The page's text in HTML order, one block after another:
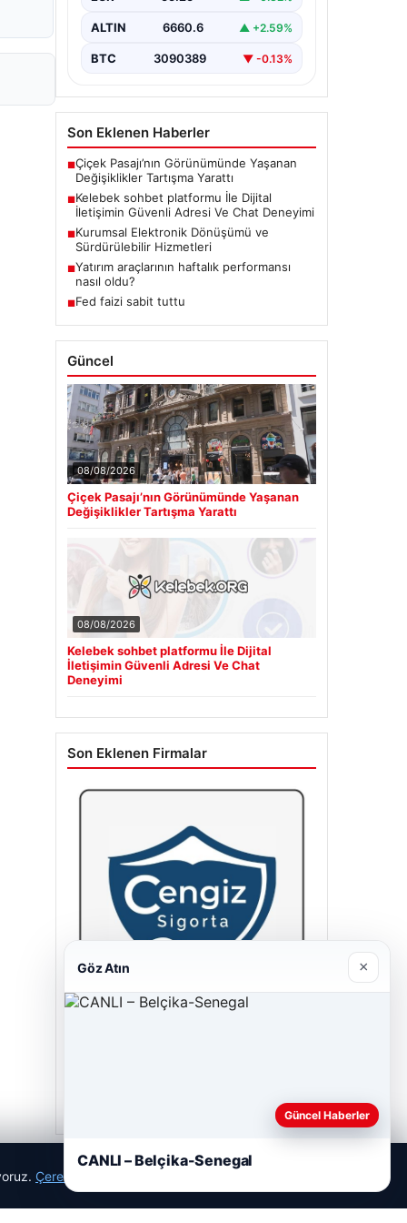
bir biçimde iletişim kurması büyük
Günümüzde birçok…
ALTIN 6660.6 ▲ +2.59%
BTC 3090389 ▼ -0.13%
Son Eklenen Haberler
■Çiçek Pasajı’nın Görünümünde Yaşanan
Değişiklikler Tartışma Yarattı
■Kelebek sohbet platformu İle Dijital
İletişimin Güvenli Adresi Ve Chat Deneyimi
■Kurumsal Elektronik Dönüşümü ve
Sürdürülebilir Hizmetleri
■Yatırım araçlarının haftalık performansı
nasıl oldu?
■Fed faizi sabit tuttu
Güncel
08/08/2026
Çiçek Pasajı’nın Görünümünde Yaşanan
Değişiklikler Tartışma Yarattı
08/08/2026
Kelebek sohbet platformu İle Dijital
İletişimin Güvenli Adresi Ve Chat
Deneyimi
Son Eklenen Firmalar
Çerez Politikamız
Göz Atın ×
Güncel Haberler
CANLI – Belçika-Senegal